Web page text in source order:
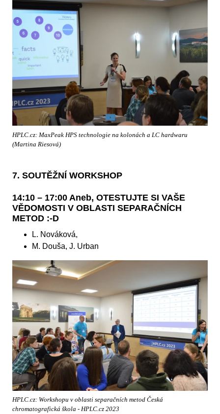
HPLC.cz: MaxPeak HPS technologie na kolonách a LC hardwaru
(Martina Riesová)
7. SOUTĚŽNÍ WORKSHOP
14:10 – 17:00 Aneb, OTESTUJTE SI VAŠE
VĚDOMOSTI V OBLASTI SEPARAČNÍCH
METOD :-D
L. Nováková,
M. Douša, J. Urban
HPLC.cz: Workshopu v oblasti separačních metod Česká
chromatografická škola - HPLC.cz 2023